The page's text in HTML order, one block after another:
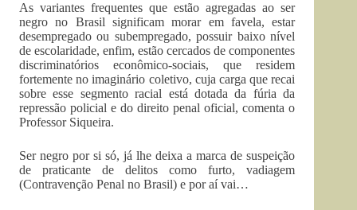
As variantes frequentes que estão agregadas ao ser
negro no Brasil significam morar em favela, estar
desempregado ou subempregado, possuir baixo nível
de escolaridade, enfim, estão cercados de componentes
discriminatórios econômico-sociais, que residem
fortemente no imaginário coletivo, cuja carga que recai
sobre esse segmento racial está dotada da fúria da
repressão policial e do direito penal oficial, comenta o
Professor Siqueira.
Ser negro por si só, já lhe deixa a marca de suspeição
de praticante de delitos como furto, vadiagem
(Contravenção Penal no Brasil) e por aí vai…